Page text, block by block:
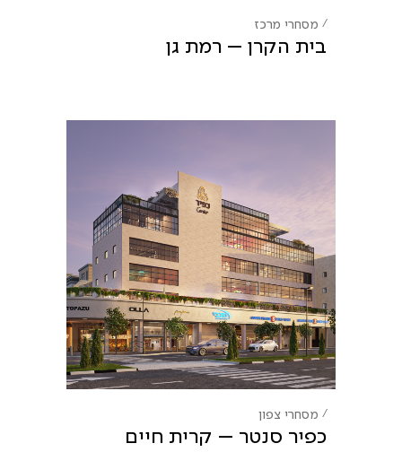
מסחרי מרכז
בית הקרן – רמת גן
מסחרי צפון
כפיר סנטר – קרית חיים